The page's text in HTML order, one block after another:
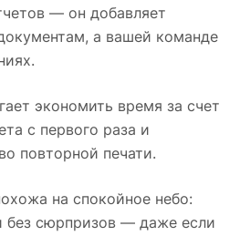
— он добавляет
а вашей команде
экономить время за счет
с первого раза и
повторной печати.
на спокойное небо:
без сюрпризов — даже если